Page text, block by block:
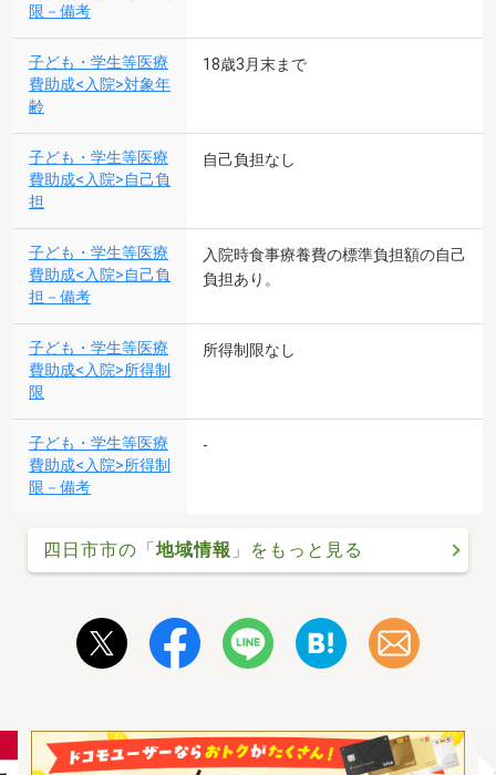
限－備考
子ども・学生等医療
費助成<入院>対象年
齢
18歳3月末まで
子ども・学生等医療
費助成<入院>自己負
担
自己負担なし
子ども・学生等医療
費助成<入院>自己負
担－備考
入院時食事療養費の標準負担額の自己
負担あり。
子ども・学生等医療
費助成<入院>所得制
限
所得制限なし
子ども・学生等医療
費助成<入院>所得制
限－備考
-
四日市市の「 地域情報 」をもっと見る